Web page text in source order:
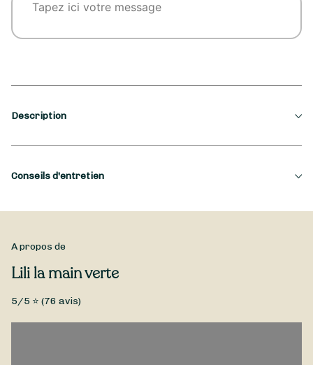
Description
Deuil
Type de fleurs
COEUR DE DEUIL EN FLEURS FRAICHES, TOTALEMENT
Conseils d'entretien
A propos de
Lili la main verte
5/5 ⭐ (76 avis)